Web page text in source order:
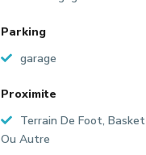
Parking
garage
Proximite
Terrain De Foot, Basket
Ou Autre